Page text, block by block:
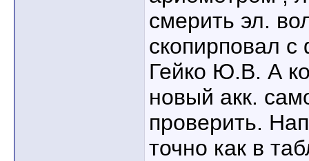
смерить эл.
скопирповал
Гейко Ю.В. А
новый акк.
проверить.
точно как в